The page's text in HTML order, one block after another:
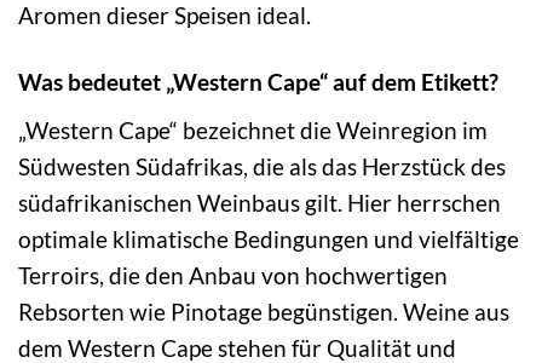
Aromen dieser Speisen ideal.
Was bedeutet „Western Cape“ auf dem Etikett?
„Western Cape“ bezeichnet die Weinregion im
Südwesten Südafrikas, die als das Herzstück des
südafrikanischen Weinbaus gilt. Hier herrschen
optimale klimatische Bedingungen und vielfältige
Terroirs, die den Anbau von hochwertigen
Rebsorten wie Pinotage begünstigen. Weine aus
dem Western Cape stehen für Qualität und